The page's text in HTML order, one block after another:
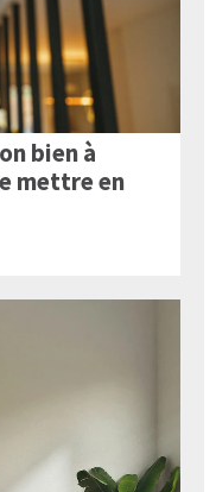
bien à
mettre en